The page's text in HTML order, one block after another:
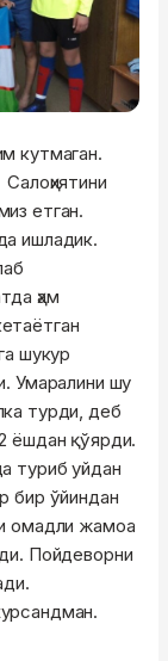
кутмаган.
Салоҳиятини
етган.
ишладик.
ҳам
шукур
Умаралини шу
турди, деб
ёшдан қўярди.
туриб уйдан
бир ўйиндан
омадли жамоа
Пойдеворни